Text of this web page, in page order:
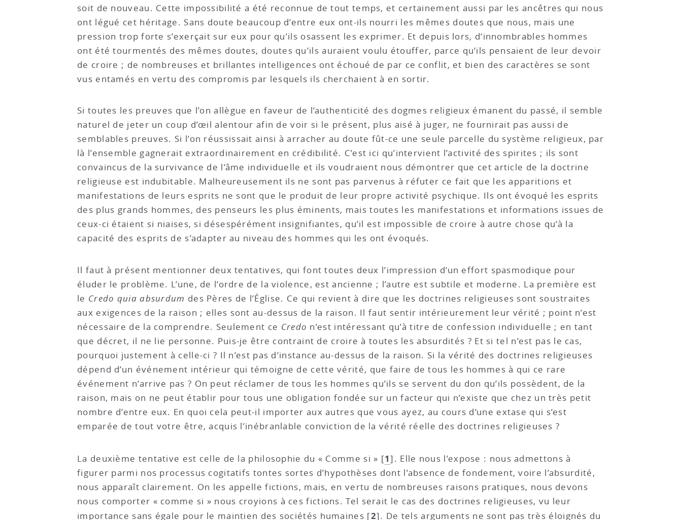
soit de nouveau. Cette impossibilité a été reconnue de tout temps, et certainement aussi par les ancêtres qui nous
ont légué cet héritage. Sans doute beaucoup d’entre eux ont-ils nourri les mêmes doutes que nous, mais une
pression trop forte s’exerçait sur eux pour qu’ils osassent les exprimer. Et depuis lors, d’innombrables hommes
ont été tourmentés des mêmes doutes, doutes qu’ils auraient voulu étouffer, parce qu’ils pensaient de leur devoir
de croire ; de nombreuses et brillantes intelligences ont échoué de par ce conflit, et bien des caractères se sont
vus entamés en vertu des compromis par lesquels ils cherchaient à en sortir.
Si toutes les preuves que l’on allègue en faveur de l’authenticité des dogmes religieux émanent du passé, il semble
naturel de jeter un coup d’œil alentour afin de voir si le présent, plus aisé à juger, ne fournirait pas aussi de
semblables preuves. Si l’on réussissait ainsi à arracher au doute fût-ce une seule parcelle du système religieux, par
là l’ensemble gagnerait extraordinairement en crédibilité. C’est ici qu’intervient l’activité des spirites ; ils sont
convaincus de la survivance de l’âme individuelle et ils voudraient nous démontrer que cet article de la doctrine
religieuse est indubitable. Malheureusement ils ne sont pas parvenus à réfuter ce fait que les apparitions et
manifestations de leurs esprits ne sont que le produit de leur propre activité psychique. Ils ont évoqué les esprits
des plus grands hommes, des penseurs les plus éminents, mais toutes les manifestations et informations issues de
ceux-ci étaient si niaises, si désespérément insignifiantes, qu’il est impossible de croire à autre chose qu’à la
capacité des esprits de s’adapter au niveau des hommes qui les ont évoqués.
Il faut à présent mentionner deux tentatives, qui font toutes deux l’impression d’un effort spasmodique pour
éluder le problème. L’une, de l’ordre de la violence, est ancienne ; l’autre est subtile et moderne. La première est
le Credo quia absurdum des Pères de l’Église. Ce qui revient à dire que les doctrines religieuses sont soustraites
aux exigences de la raison ; elles sont au-dessus de la raison. Il faut sentir intérieurement leur vérité ; point n’est
nécessaire de la comprendre. Seulement ce Credo n’est intéressant qu’à titre de confession individuelle ; en tant
que décret, il ne lie personne. Puis-je être contraint de croire à toutes les absurdités ? Et si tel n’est pas le cas,
pourquoi justement à celle-ci ? Il n’est pas d’instance au-dessus de la raison. Si la vérité des doctrines religieuses
dépend d’un événement intérieur qui témoigne de cette vérité, que faire de tous les hommes à qui ce rare
événement n’arrive pas ? On peut réclamer de tous les hommes qu’ils se servent du don qu’ils possèdent, de la
raison, mais on ne peut établir pour tous une obligation fondée sur un facteur qui n’existe que chez un très petit
nombre d’entre eux. En quoi cela peut-il importer aux autres que vous ayez, au cours d’une extase qui s’est
emparée de tout votre être, acquis l’inébranlable conviction de la vérité réelle des doctrines religieuses ?
La deuxième tentative est celle de la philosophie du « Comme si » [1]. Elle nous l’expose : nous admettons à
figurer parmi nos processus cogitatifs tontes sortes d’hypothèses dont l’absence de fondement, voire l’absurdité,
nous apparaît clairement. On les appelle fictions, mais, en vertu de nombreuses raisons pratiques, nous devons
nous comporter « comme si » nous croyions à ces fictions. Tel serait le cas des doctrines religieuses, vu leur
importance sans égale pour le maintien des sociétés humaines [2]. De tels arguments ne sont pas très éloignés du